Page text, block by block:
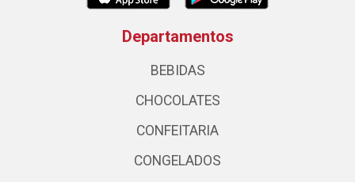
Departamentos
BEBIDAS
CHOCOLATES
CONFEITARIA
CONGELADOS